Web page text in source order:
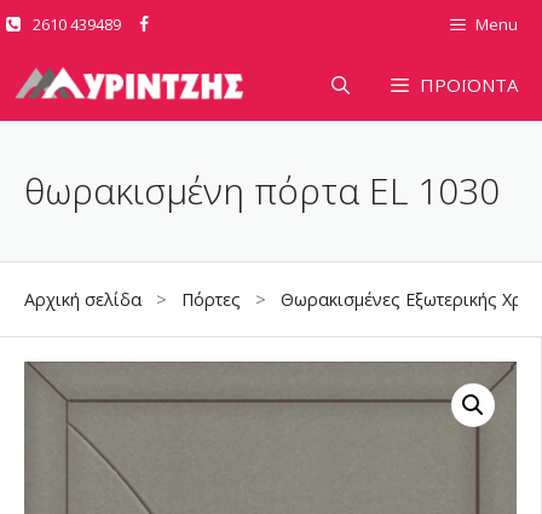
Μετάβαση
περιεχόμενο
2610 439489 Menu
ΠΡΟΪΟΝΤΑ
θωρακισμένη πόρτα EL 1030
Αρχική σελίδα > Πόρτες > Θωρακισμένες Εξωτερικής